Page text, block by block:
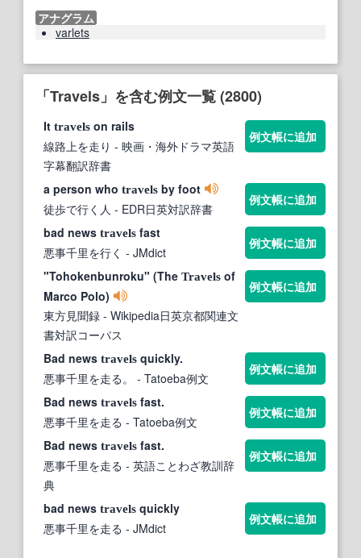
アナグラム
varlets
「Travels」を含む例文一覧 (2800)
It travels on rails
線路上を走り - 映画・海外ドラマ英語
字幕翻訳辞書
例文帳に追加
a person who travels by foot
徒歩で行く人 - EDR日英対訳辞書
例文帳に追加
bad news travels fast
悪事千里を行く - JMdict
例文帳に追加
"Tohokenbunroku" (The Travels of
Marco Polo)
東方見聞録 - Wikipedia日英京都関連文
書対訳コーパス
例文帳に追加
Bad news travels quickly.
悪事千里を走る。
- Tatoeba例文
例文帳に追加
Bad news travels fast.
悪事千里を走る - Tatoeba例文
例文帳に追加
Bad news travels fast.
悪事千里を走る - 英語ことわざ教訓辞
典
例文帳に追加
bad news travels quickly
悪事千里を走る - JMdict
例文帳に追加